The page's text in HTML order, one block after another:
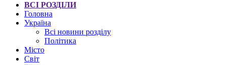
ВСІ РОЗДІЛИ
Головна
Україна
Всі новини розділу
Політика
Місто
Світ